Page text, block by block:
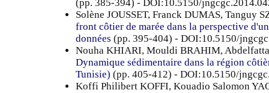
(pp. 385-394) - DOI:10.5150/
Solène JOUSSET, Franck DUMAS, Tanguy
front côtier de marée dans la perspective
données (pp. 395-404) - DOI:10.5150/
Nouha KHIARI, Mouldi BRAHIM,
Dynamique sédimentaire dans la région
Tunisie) (pp. 405-412) - DOI:10.5150/
Koffi Philibert KOFFI, Kouadio Salomon